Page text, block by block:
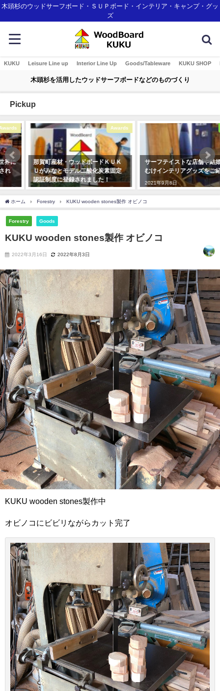
木頭杉のウッドサーフボード・ＳＵＰボード・インテリア・キャンプ・グッ
ズ
KUKU Leisure Line up Interior Line Up Goods/Tableware KUKU SHOP
木頭杉を活用したウッドサーフボードなどのものづくり
Pickup
Awards
那賀町産材・ウッドボードＫＵＫ
Ｕがみなとモデル二酸化炭素固定
認証制度に登録されました！
Interior
サーフテイストな店舗や結婚式場
むけインテリアグッズをご紹介！
2021年9月8日
ホーム Forestry KUKU wooden stones製作 オビノコ
Forestry Goods
KUKU wooden stones製作 オビノコ
2022年3月16日 2022年8月3日
KUKU wooden stones製作中
オビノコにビビリながらカット完了